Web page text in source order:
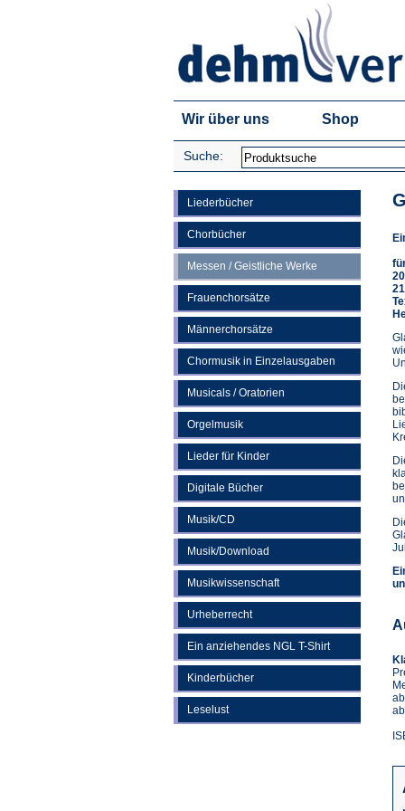
Wir über uns Shop
Suche:
Liederbücher
Chorbücher
Messen / Geistliche Werke
Frauenchorsätze
Männerchorsätze
Chormusik in Einzelausgaben
Musicals / Oratorien
Orgelmusik
Lieder für Kinder
Digitale Bücher
Musik/CD
Musik/Download
Musikwissenschaft
Urheberrecht
Ein anziehendes NGL T-Shirt
Kinderbücher
Leselust